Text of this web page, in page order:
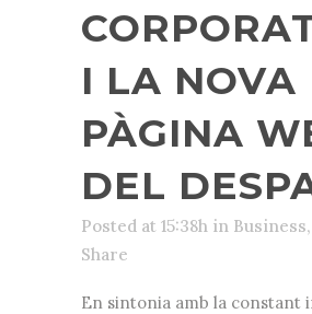
I LA NOVA
PÀGINA
DEL
Posted at 15:38h in Business,
Share
En sintonia amb la constant